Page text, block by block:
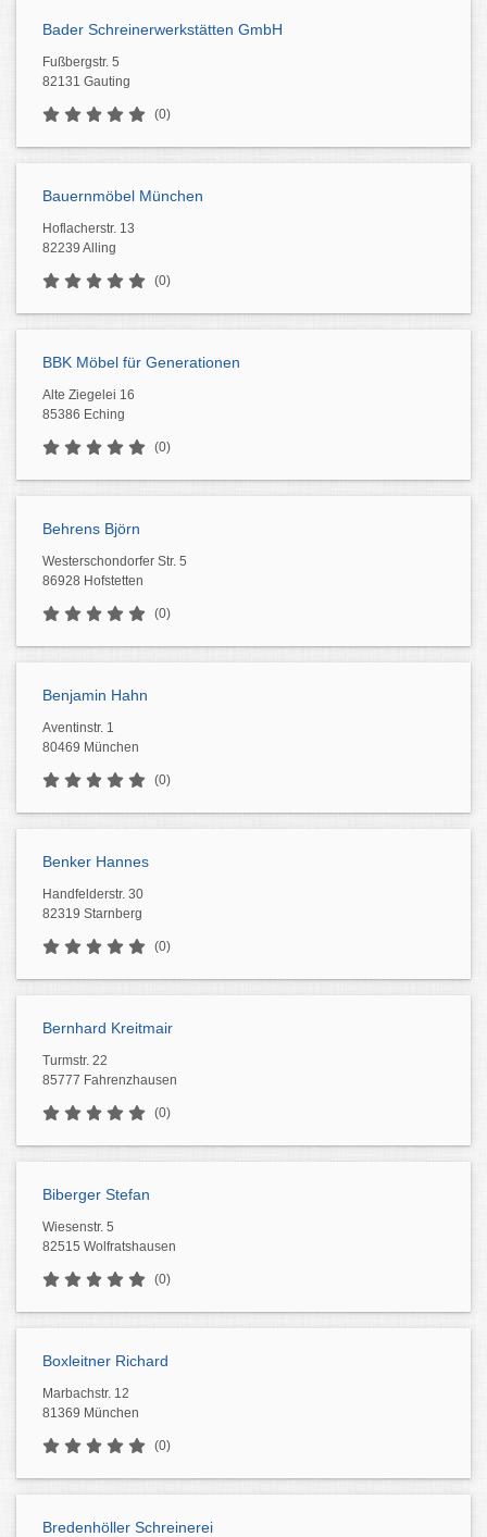
Bader Schreinerwerkstätten GmbH
Fußbergstr. 5
82131 Gauting
(0)
Bauernmöbel München
Hoflacherstr. 13
82239 Alling
(0)
BBK Möbel für Generationen
Alte Ziegelei 16
85386 Eching
(0)
Behrens Björn
Westerschondorfer Str. 5
86928 Hofstetten
(0)
Benjamin Hahn
Aventinstr. 1
80469 München
(0)
Benker Hannes
Handfelderstr. 30
82319 Starnberg
(0)
Bernhard Kreitmair
Turmstr. 22
85777 Fahrenzhausen
(0)
Biberger Stefan
Wiesenstr. 5
82515 Wolfratshausen
(0)
Boxleitner Richard
Marbachstr. 12
81369 München
(0)
Bredenhöller Schreinerei